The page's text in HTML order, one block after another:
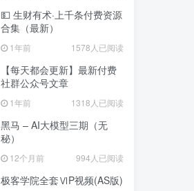
💵 生财有术·上千条付费资源
合集（最新）
1年前 1578人已阅读
【每天都会更新】最新付费
社群公众号文章
1年前 1318人已阅读
黑马 – AI大模型三期（无
秘）
12个月前 994人已阅读
极客学院全套ⅥP视频(AS版)